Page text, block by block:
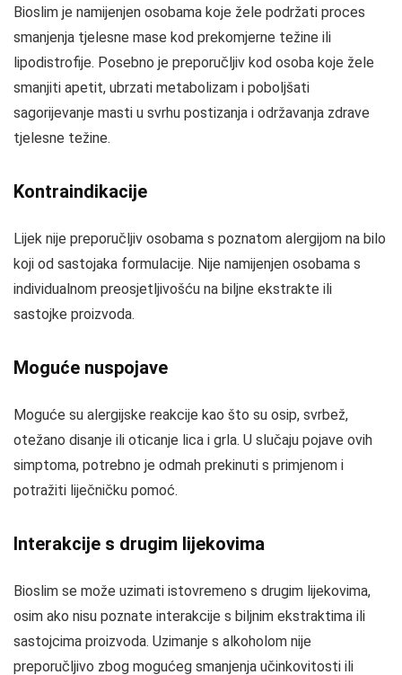
Bioslim je namijenjen osobama koje žele podržati proces
smanjenja tjelesne mase kod prekomjerne težine ili
lipodistrofije. Posebno je preporučljiv kod osoba koje žele
smanjiti apetit, ubrzati metabolizam i poboljšati
sagorijevanje masti u svrhu postizanja i održavanja zdrave
tjelesne težine.
Kontraindikacije
Lijek nije preporučljiv osobama s poznatom alergijom na bilo
koji od sastojaka formulacije. Nije namijenjen osobama s
individualnom preosjetljivošću na biljne ekstrakte ili
sastojke proizvoda.
Moguće nuspojave
Moguće su alergijske reakcije kao što su osip, svrbež,
otežano disanje ili oticanje lica i grla. U slučaju pojave ovih
simptoma, potrebno je odmah prekinuti s primjenom i
potražiti liječničku pomoć.
Interakcije s drugim lijekovima
Bioslim se može uzimati istovremeno s drugim lijekovima,
osim ako nisu poznate interakcije s biljnim ekstraktima ili
sastojcima proizvoda. Uzimanje s alkoholom nije
preporučljivo zbog mogućeg smanjenja učinkovitosti ili